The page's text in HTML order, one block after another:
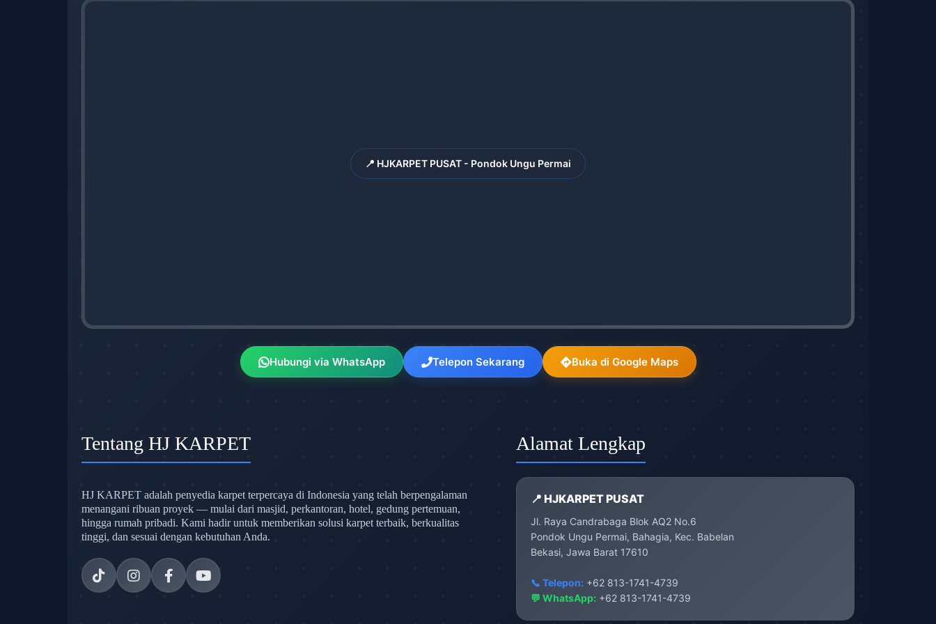
📍 HJKARPET PUSAT - Pondok Ungu Permai
Hubungi via WhatsApp Telepon Sekarang Buka di Google Maps
Tentang HJ KARPET
HJ KARPET adalah penyedia karpet terpercaya di Indonesia yang telah berpengalaman
menangani ribuan proyek — mulai dari masjid, perkantoran, hotel, gedung pertemuan,
hingga rumah pribadi. Kami hadir untuk memberikan solusi karpet terbaik, berkualitas
tinggi, dan sesuai dengan kebutuhan Anda.
Alamat Lengkap
📍 HJKARPET PUSAT
Jl. Raya Candrabaga Blok AQ2 No.6
Pondok Ungu Permai, Bahagia, Kec. Babelan
Bekasi, Jawa Barat 17610
📞 Telepon:+62 813-1741-4739
💬 WhatsApp: +62 813-1741-4739